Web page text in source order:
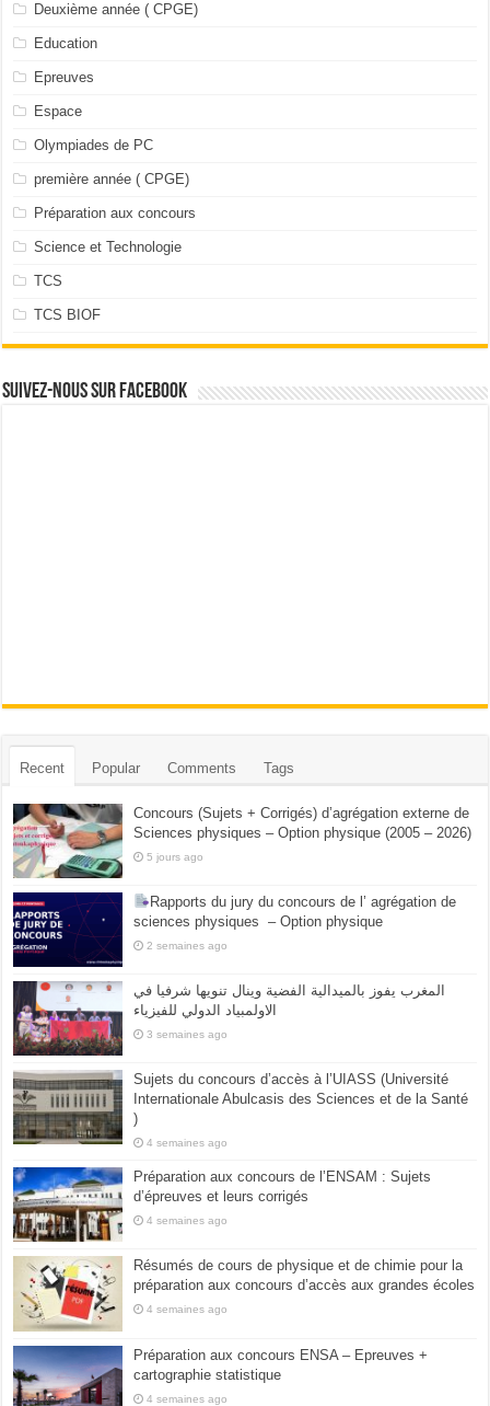
Deuxième année ( CPGE)
Education
Epreuves
Espace
Olympiades de PC
première année ( CPGE)
Préparation aux concours
Science et Technologie
TCS
TCS BIOF
Suivez-nous sur facebook
Recent Popular Comments Tags
Concours (Sujets + Corrigés) d’agrégation externe de
Sciences physiques – Option physique (2005 – 2026)
5 jours ago
Rapports du jury du concours de l’ agrégation de
sciences physiques – Option physique
2 semaines ago
المغرب يفوز بالميدالية الفضية وينال تنويها شرفيا في
الاولمبياد الدولي للفيزياء
3 semaines ago
Sujets du concours d’accès à l’UIASS (Université
Internationale Abulcasis des Sciences et de la Santé
)
4 semaines ago
Préparation aux concours de l’ENSAM : Sujets
d’épreuves et leurs corrigés
4 semaines ago
Résumés de cours de physique et de chimie pour la
préparation aux concours d’accès aux grandes écoles
4 semaines ago
Préparation aux concours ENSA – Epreuves +
cartographie statistique
4 semaines ago